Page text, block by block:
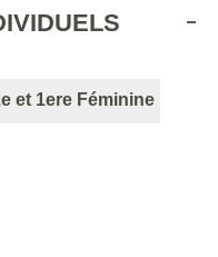
et 1ere Féminine